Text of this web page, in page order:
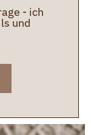
- ich
und